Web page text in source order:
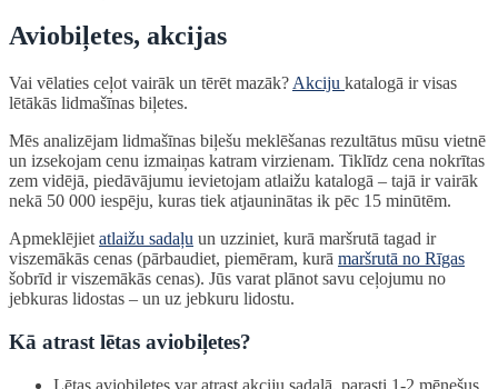
Aviobiļetes, akcijas
Vai vēlaties ceļot vairāk un tērēt mazāk? Akciju katalogā ir visas
lētākās lidmašīnas biļetes.
Mēs analizējam lidmašīnas biļešu meklēšanas rezultātus mūsu vietnē
un izsekojam cenu izmaiņas katram virzienam. Tiklīdz cena nokrītas
zem vidējā, piedāvājumu ievietojam atlaižu katalogā – tajā ir vairāk
nekā 50 000 iespēju, kuras tiek atjauninātas ik pēc 15 minūtēm.
Apmeklējiet atlaižu sadaļu un uzziniet, kurā maršrutā tagad ir
viszemākās cenas (pārbaudiet, piemēram, kurā maršrutā no Rīgas
šobrīd ir viszemākās cenas). Jūs varat plānot savu ceļojumu no
jebkuras lidostas – un uz jebkuru lidostu.
Kā atrast lētas aviobiļetes?
Lētas aviobiļetes var atrast akciju sadaļā, parasti 1-2 mēnešus